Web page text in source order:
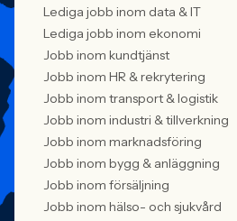
Lediga jobb inom data & IT
Lediga jobb inom ekonomi
Jobb inom kundtjänst
Jobb inom HR & rekrytering
Jobb inom transport & logistik
Jobb inom industri & tillverkning
Jobb inom marknadsföring
Jobb inom bygg & anläggning
Jobb inom försäljning
Jobb inom hälso- och sjukvård